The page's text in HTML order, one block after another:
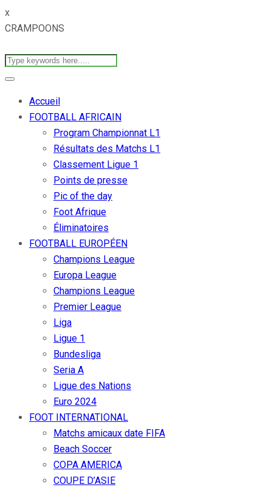
x
CRAMPOONS
Accueil
FOOTBALL AFRICAIN
Program Championnat L1
Résultats des Matchs L1
Classement Ligue 1
Points de presse
Pic of the day
Foot Afrique
Éliminatoires
FOOTBALL EUROPÉEN
Champions League
Europa League
Champions League
Premier League
Liga
Ligue 1
Bundesliga
Seria A
Ligue des Nations
Euro 2024
FOOT INTERNATIONAL
Matchs amicaux date FIFA
Beach Soccer
COPA AMERICA
COUPE D’ASIE